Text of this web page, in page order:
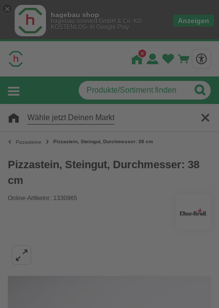
hagebau shop
hagebau connect GmbH & Co. KG
KOSTENLOS- In Google Play
Anzeigen
Wähle jetzt Deinen Markt
Pizzasteine Pizzastein, Steingut, Durchmesser: 38 cm
Pizzastein, Steingut, Durchmesser: 38
cm
Online-Artikelnr.: 1330965